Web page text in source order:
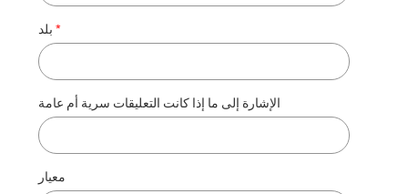
بلد
الإشارة إلى ما إذا كانت التعليقات سرية أم عامة
معيار